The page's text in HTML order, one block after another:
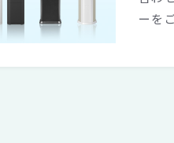
ーを